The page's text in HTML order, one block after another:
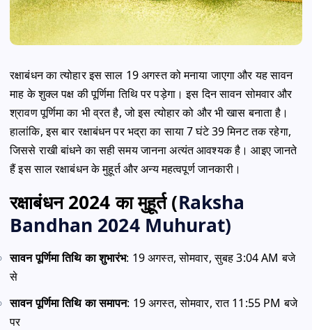
रक्षाबंधन का त्योहार इस साल 19 अगस्त को मनाया जाएगा और यह सावन
माह के शुक्ल पक्ष की पूर्णिमा तिथि पर पड़ेगा। इस दिन सावन सोमवार और
श्रावण पूर्णिमा का भी व्रत है, जो इस त्योहार को और भी खास बनाता है।
हालांकि, इस बार रक्षाबंधन पर भद्रा का साया 7 घंटे 39 मिनट तक रहेगा,
जिससे राखी बांधने का सही समय जानना अत्यंत आवश्यक है। आइए जानते
हैं इस साल रक्षाबंधन के मुहूर्त और अन्य महत्वपूर्ण जानकारी।
रक्षाबंधन 2024 का मुहूर्त (Raksha
Bandhan 2024 Muhurat)
सावन पूर्णिमा तिथि का शुभारंभ: 19 अगस्त, सोमवार, सुबह 3:04 AM बजे
से
सावन पूर्णिमा तिथि का समापन: 19 अगस्त, सोमवार, रात 11:55 PM बजे
पर